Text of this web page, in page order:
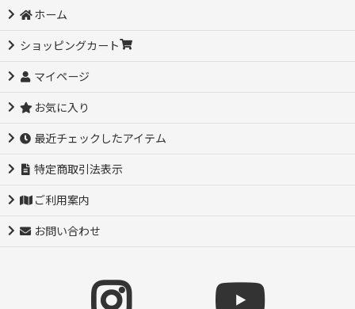
ホーム
ショッピングカート
マイページ
お気に入り
最近チェックしたアイテム
特定商取引法表示
ご利用案内
お問い合わせ